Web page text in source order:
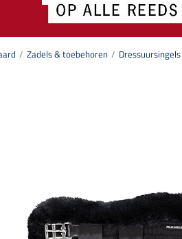
Zadels & toebehoren Dressuursingels